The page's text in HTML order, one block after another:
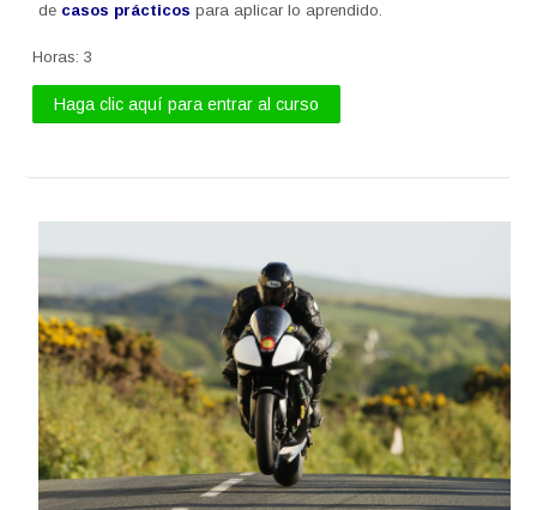
de casos prácticos para aplicar lo aprendido.
Horas:3
Haga clic aquí para entrar al curso